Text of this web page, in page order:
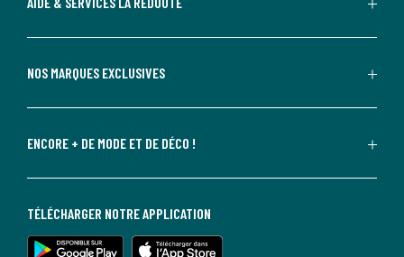
NOS MARQUES EXCLUSIVES
ENCORE + DE MODE ET DE DÉCO !
TÉLÉCHARGER NOTRE APPLICATION